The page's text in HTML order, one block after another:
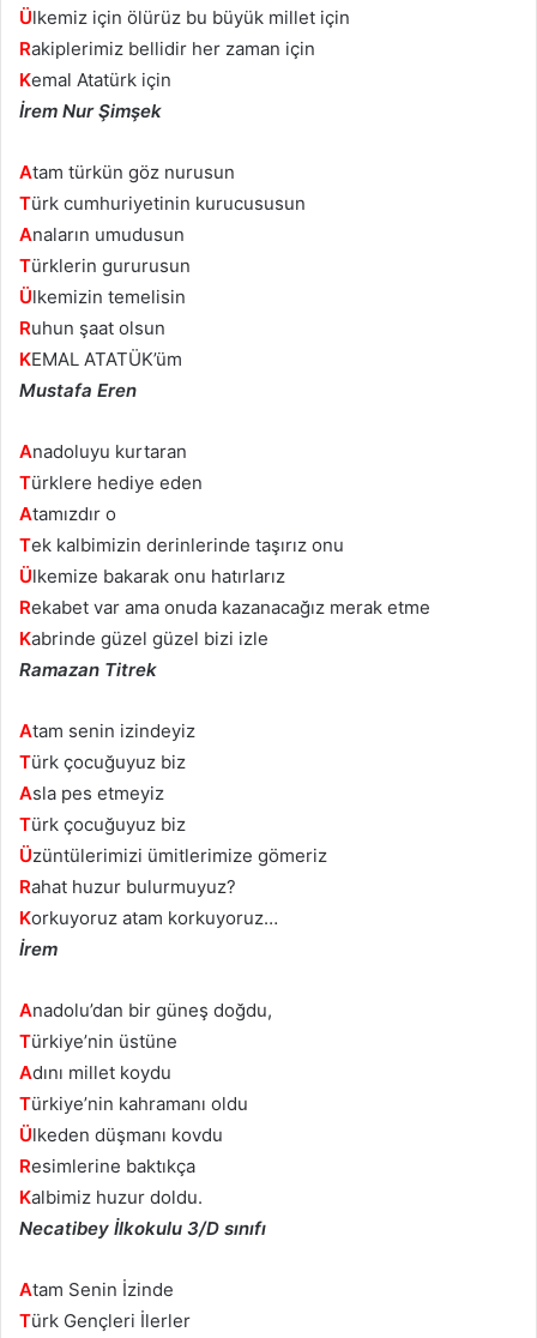
Ülkemiz için ölürüz bu büyük millet için
Rakiplerimiz bellidir her zaman için
Kemal Atatürk için
İrem Nur Şimşek
Atam türkün göz nurusun
Türk cumhuriyetinin kurucususun
Anaların umudusun
Türklerin gururusun
Ülkemizin temelisin
Ruhun şaat olsun
KEMAL ATATÜK’üm
Mustafa Eren
Anadoluyu kurtaran
Türklere hediye eden
Atamızdır o
Tek kalbimizin derinlerinde taşırız onu
Ülkemize bakarak onu hatırlarız
Rekabet var ama onuda kazanacağız merak etme
Kabrinde güzel güzel bizi izle
Ramazan Titrek
Atam senin izindeyiz
Türk çocuğuyuz biz
Asla pes etmeyiz
Türk çocuğuyuz biz
Üzüntülerimizi ümitlerimize gömeriz
Rahat huzur bulurmuyuz?
Korkuyoruz atam korkuyoruz…
İrem
Anadolu’dan bir güneş doğdu,
Türkiye’nin üstüne
Adını millet koydu
Türkiye’nin kahramanı oldu
Ülkeden düşmanı kovdu
Resimlerine baktıkça
Kalbimiz huzur doldu.
Necatibey İlkokulu 3/D sınıfı
Atam Senin İzinde
Türk Gençleri İlerler